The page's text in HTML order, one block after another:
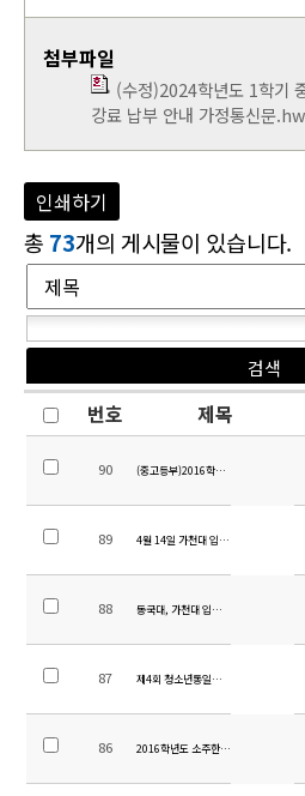
첨부파일
(수정)2024학년도 1학기
강료 납부 안내 가정통신문
인쇄하기
총 73개의 게시물이 있습니다.
번호 제목
90 (중고등부)2016학년도 1학기 학업성적
89 4월 14일 가천대 입학 설명회 차량 운행
88 동국대, 가천대 입학 설명회 안내
87 제4회 청소년통일축제 참가 버스 탑승 안
86 2016학년도 소주한국학교 행정직원(